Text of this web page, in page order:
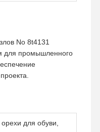
No 8t4131
для промышленного
для обуви,